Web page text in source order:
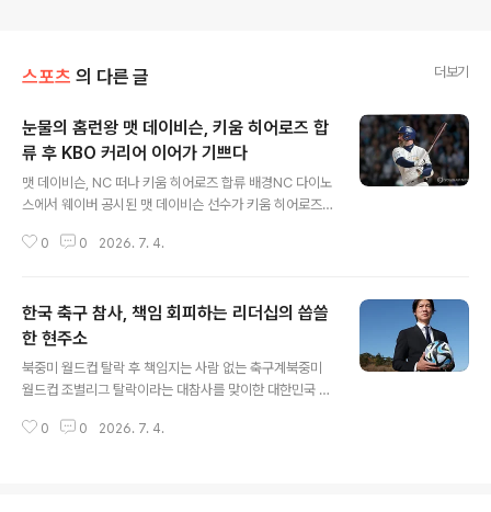
스포츠 의 다른 글 더보기
눈물의 홈런왕 맷 데이비슨, 키움 히어로즈 합
류 후 KBO 커리어 이어가 기쁘다
맷 데이비슨, NC 떠나 키움 히어로즈 합류 배경NC 다이노
스에서 웨이버 공시된 맷 데이비슨 선수가 키움 히어로즈
이비슨 선수는 마지막 경기일지도 모른다는 불안감 속에서
족하고 있습니다. 키움 히어로즈 합류 소감 및 기대 효과맷
데이비슨 선수는 키움 히어로즈의 따뜻한 환영과 신속한
지원에 깊은 감사를 표했습니다. 구단은 데이비슨 선수의
서울 적응을 돕기 위해 이사 등 제반 사항을 적극 지원했습
기를 바란다는 격려의 말을 전했습니다. 감독은 데이비슨
0 0 2026. 7. 4.
한국 축구 참사, 책임 회피하는 리더십의 씁쓸
한 현주소
북중미 월드컵 탈락 후 책임지는 사람 없는 축구계북중미
월드컵 조별리그 탈락이라는 대참사를 맞이한 대한민국 축
도 책임지는 이가 없는 가운데, 홍명보 전 감독 선임 논란
0 0 2026. 7. 4.